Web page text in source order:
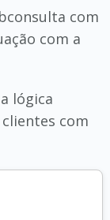
com
com a
lógica
com